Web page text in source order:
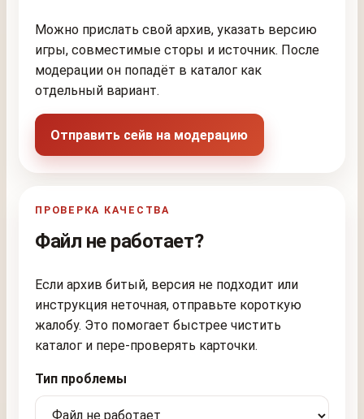
Можно прислать свой архив, указать версию
игры, совместимые сторы и источник. После
модерации он попадёт в каталог как
отдельный вариант.
Отправить сейв на модерацию
ПРОВЕРКА КАЧЕСТВА
Файл не работает?
Если архив битый, версия не подходит или
инструкция неточная, отправьте короткую
жалобу. Это помогает быстрее чистить
каталог и пере-проверять карточки.
Тип проблемы